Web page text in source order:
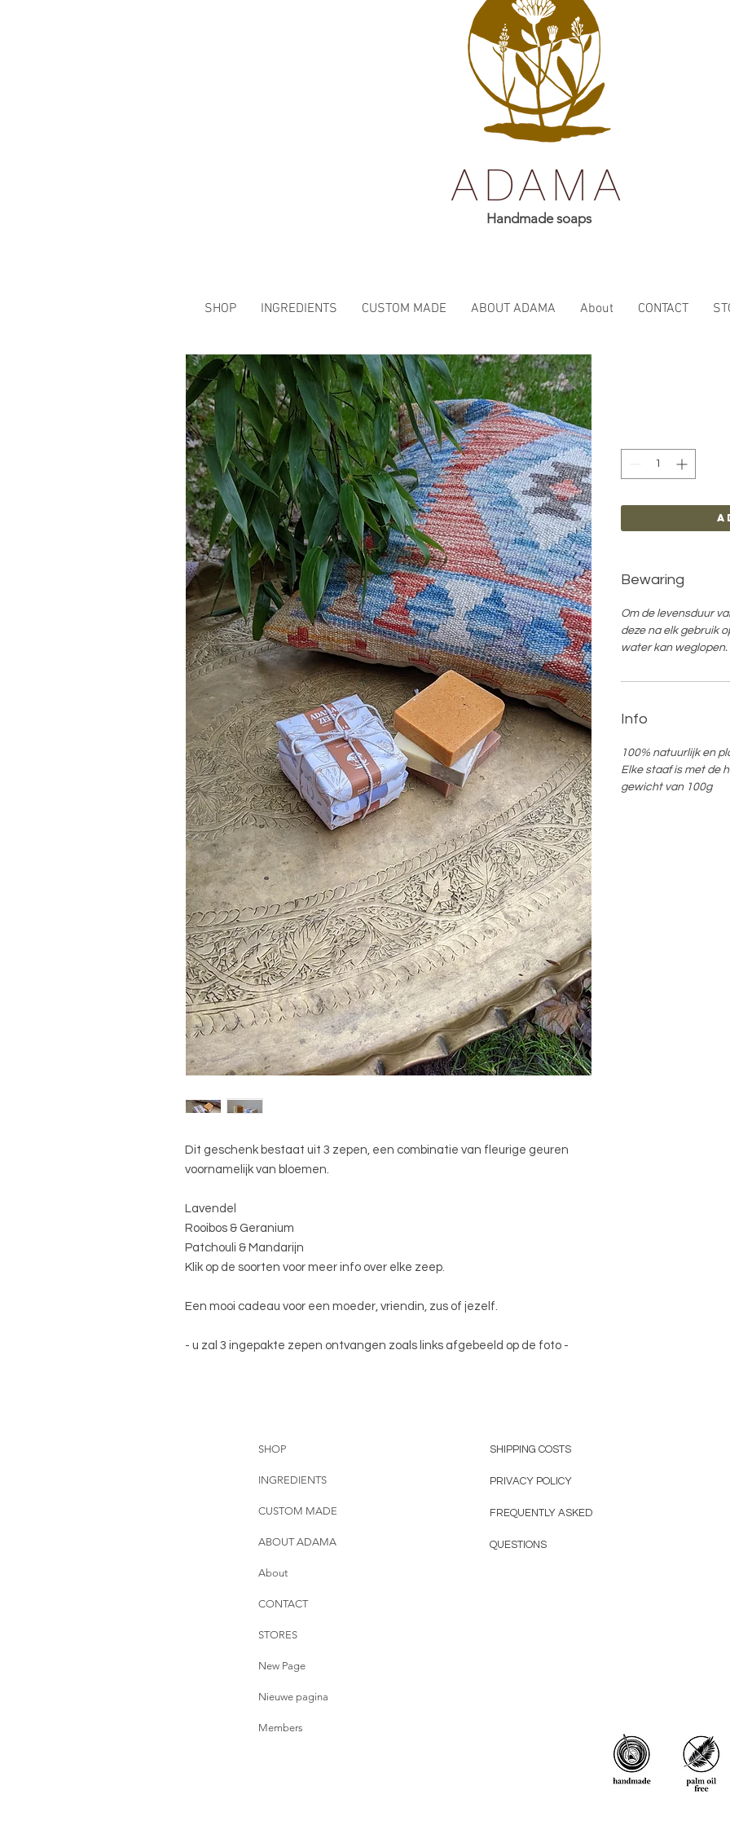
ADAMA
Handmade soaps
SHOP INGREDIENTS CUSTOM MADE ABOUT ADAMA About CONTACT
Dit geschenk bestaat uit 3 zepen, een combinatie van fleurige geuren
voornamelijk van bloemen.
Lavendel
Rooibos & Geranium
Patchouli & Mandarijn
Klik op de soorten voor meer info over elke zeep.
Een mooi cadeau voor een moeder, vriendin, zus of jezelf.
- u zal 3 ingepakte zepen ontvangen zoals links afgebeeld op de foto -
Bewaring
Om de levensduur
deze na elk gebruik
water kan weglopen.
Info
100% natuurlijk en
Elke staaf is met de
gewicht van 100g
SHOP
INGREDIENTS
CUSTOM MADE
ABOUT ADAMA
About
CONTACT
STORES
New Page
Nieuwe pagina
Members
SHIPPING COSTS
PRIVACY POLICY
FREQUENTLY ASKED
QUESTIONS